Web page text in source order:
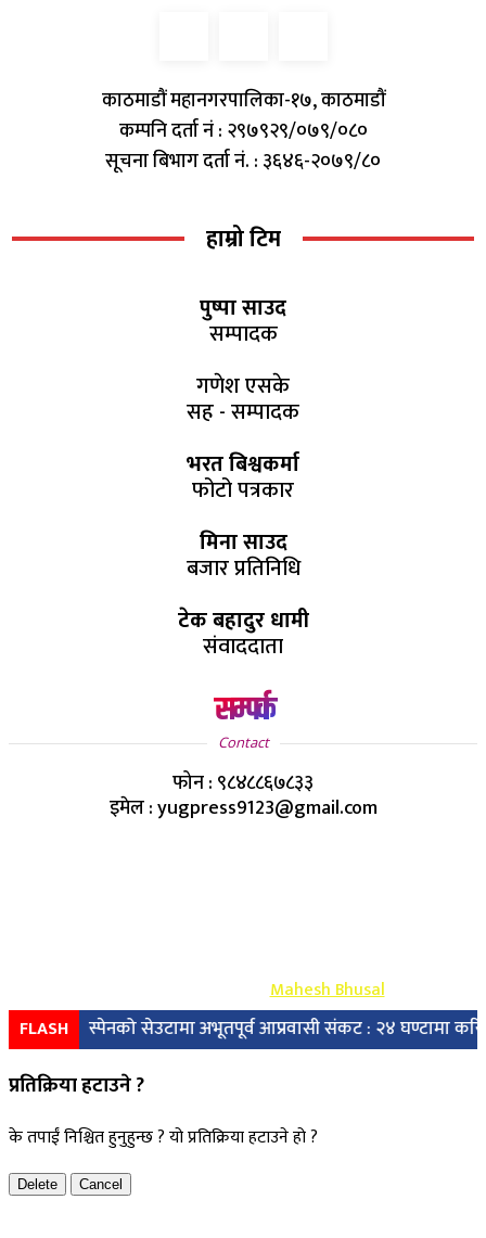
काठमाडौं महानगरपालिका-१७, काठमाडौं
कम्पनि दर्ता नं : २९७९२९/०७९/०८०
सूचना बिभाग दर्ता नं. : ३६४६-२०७९/८०
हाम्रो टिम
पुष्पा साउद
सम्पादक
गणेश एसके
सह - सम्पादक
भरत बिश्वकर्मा
फोटो पत्रकार
मिना साउद
बजार प्रतिनिधि
टेक बहादुर धामी
संवाददाता
सम्पर्क
Contact
फोन : ९८४८८६७८३३
इमेल : yugpress9123@gmail.com
Design & Develop By-Mahesh Bhusal
FLASH
स्पेनको सेउटामा अभूतपूर्व आप्रवासी संकट : २४ घण्टामा करिब ४९
प्रतिक्रिया हटाउने ?
के तपाईं निश्चित हुनुहुन्छ ? यो प्रतिक्रिया हटाउने हो ?
Delete Cancel